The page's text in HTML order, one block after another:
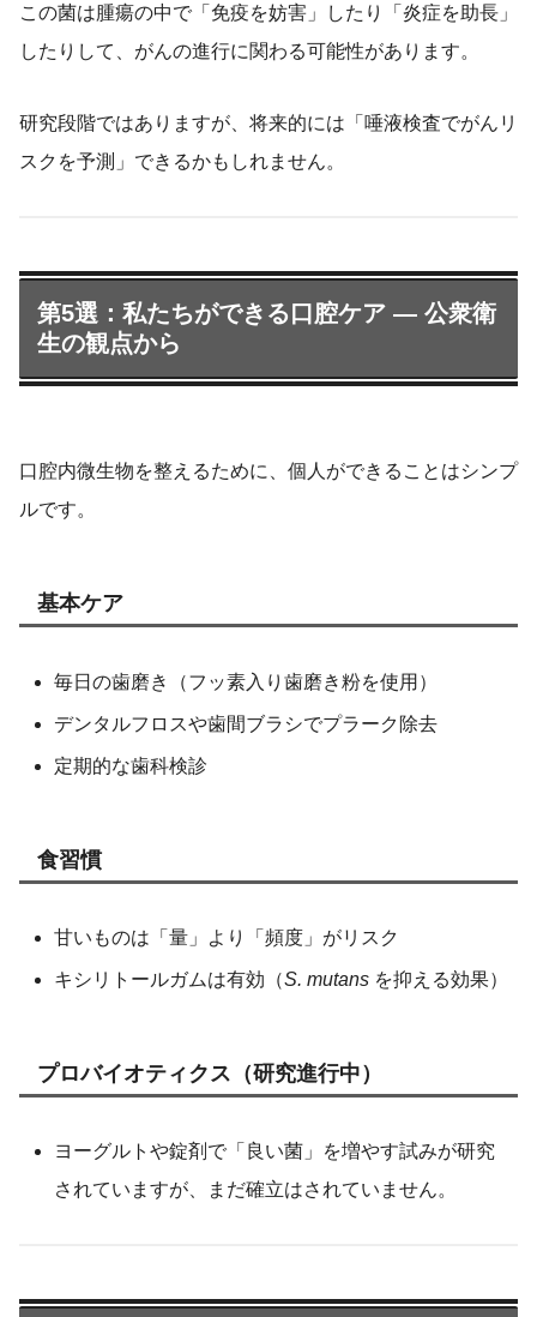
この菌は腫瘍の中で「免疫を妨害」したり「炎症を助長」
したりして、がんの進行に関わる可能性があります。
研究段階ではありますが、将来的には「唾液検査でがんリ
スクを予測」できるかもしれません。
第5選：私たちができる口腔ケア ― 公衆衛
生の観点から
口腔内微生物を整えるために、個人ができることはシンプ
ルです。
基本ケア
毎日の歯磨き（フッ素入り歯磨き粉を使用）
デンタルフロスや歯間ブラシでプラーク除去
定期的な歯科検診
食習慣
甘いものは「量」より「頻度」がリスク
キシリトールガムは有効（S. mutans を抑える効果）
プロバイオティクス（研究進行中）
ヨーグルトや錠剤で「良い菌」を増やす試みが研究
されていますが、まだ確立はされていません。